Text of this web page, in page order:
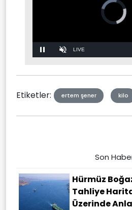
Video
Player
is
loading.
Pause Unmute Stream
LIVE
Etiketler: ertem şener kilo
Son
Hürmüz
Tahliye
Üzerinde